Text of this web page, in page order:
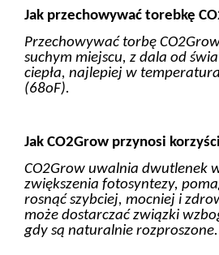
Jak przechowywać torebkę
Przechowywać torbę
suchym miejscu, z dala od
ciepła, najlepiej w
(68oF).
Jak CO2Grow przynosi
CO2Grow uwalnia dwutlenek
zwiększenia fotosyntezy,
rosnąć szybciej, mocniej i
może dostarczać związki
gdy są naturalnie rozproszone.